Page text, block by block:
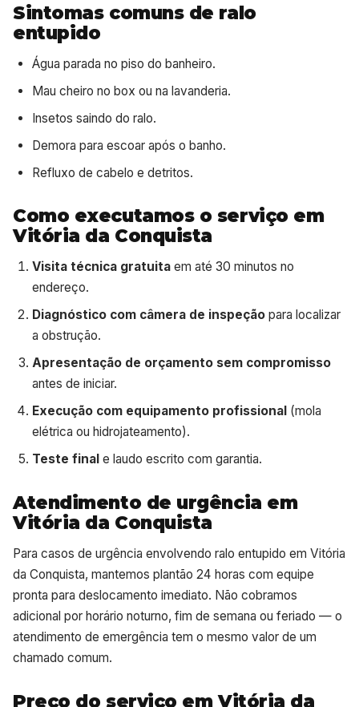
Sintomas comuns de ralo
entupido
Água parada no piso do banheiro.
Mau cheiro no box ou na lavanderia.
Insetos saindo do ralo.
Demora para escoar após o banho.
Refluxo de cabelo e detritos.
Como executamos o serviço em
Vitória da Conquista
Visita técnica gratuita em até 30 minutos no
endereço.
Diagnóstico com câmera de inspeção para localizar
a obstrução.
Apresentação de orçamento sem compromisso
antes de iniciar.
Execução com equipamento profissional (mola
elétrica ou hidrojateamento).
Teste final e laudo escrito com garantia.
Atendimento de urgência em
Vitória da Conquista
Para casos de urgência envolvendo ralo entupido em Vitória
da Conquista, mantemos plantão 24 horas com equipe
pronta para deslocamento imediato. Não cobramos
adicional por horário noturno, fim de semana ou feriado — o
atendimento de emergência tem o mesmo valor de um
chamado comum.
Preço do serviço em Vitória da